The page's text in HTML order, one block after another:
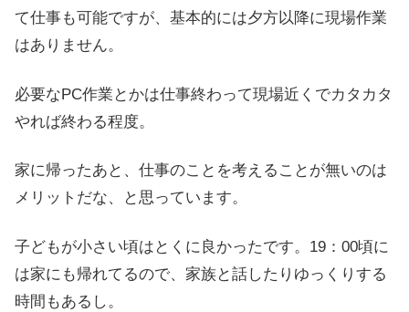
て仕事も可能ですが、基本的には夕方以降に現場作業
はありません。
必要なPC作業とかは仕事終わって現場近くでカタカタ
やれば終わる程度。
家に帰ったあと、仕事のことを考えることが無いのは
メリットだな、と思っています。
子どもが小さい頃はとくに良かったです。19：00頃に
は家にも帰れてるので、家族と話したりゆっくりする
時間もあるし。